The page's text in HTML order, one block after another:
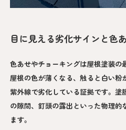
目に見える劣化サインと色
色あせやチョーキングは屋根塗装の
屋根の色が薄くなる、触ると白い粉
紫外線で劣化している証拠です。塗
の隙間、釘頭の露出といった物理的
ます。